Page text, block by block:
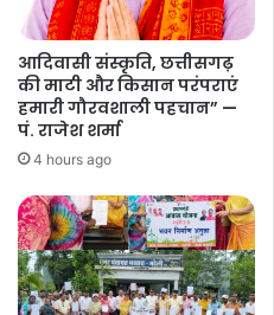
आदिवासी संस्कृति, छत्तीसगढ़
की माटी और किसान परंपराएं
हमारी गौरवशाली पहचान” —
पं. राजेश शर्मा
4 hours ago